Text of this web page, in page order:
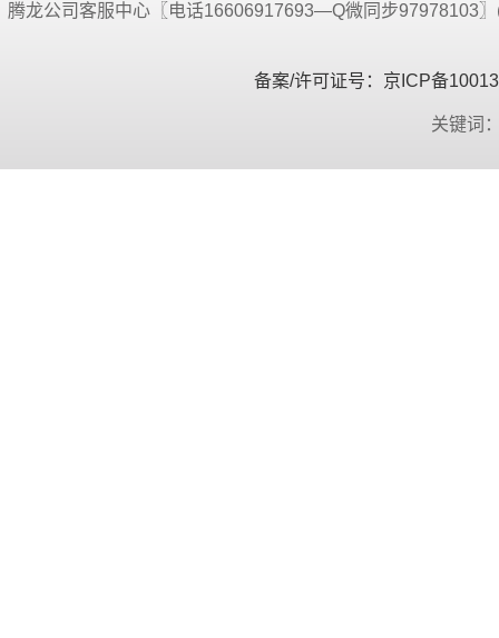
腾龙公司客服中心〖电话16606917693—Q微同步97978103
备案/许可证号：京ICP备
关键词